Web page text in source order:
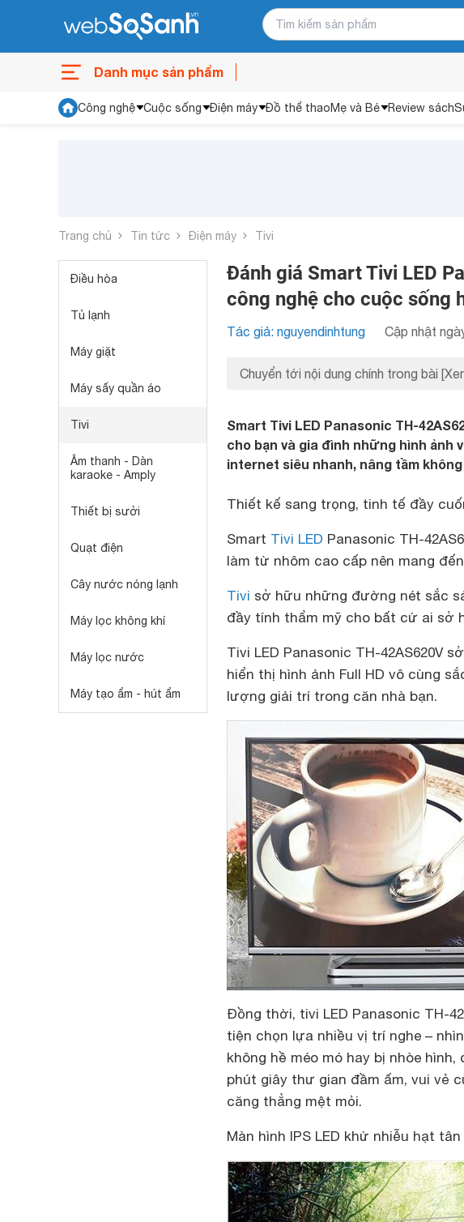
Danh mục sản phẩm
Công nghệ Cuộc sống Điện máy Đồ thể thaoMẹ và Bé Review sách
Trang chủ Tin tức Điện máy Tivi
Điều hòa
Tủ lạnh
Máy giặt
Máy sấy quần áo
Tivi
Âm thanh - Dàn
karaoke - Amply
Thiết bị sưởi
Quạt điện
Cây nước nóng lạnh
Máy lọc không khí
Máy lọc nước
Máy tạo ẩm - hút ẩm
Đánh giá Smart Tivi LED
công nghệ cho cuộc sống
Tác giả: nguyendinhtung Cập nhật
Chuyển tới nội dung chính trong bài
Smart Tivi LED Panasonic TH-
cho bạn và gia đình những hình
internet siêu nhanh, nâng tầm
Thiết kế sang trọng, tinh tế đầy
Smart Tivi LED Panasonic TH-
làm từ nhôm cao cấp nên mang
Tivi sở hữu những đường nét sắc
đầy tính thẩm mỹ cho bất cứ ai sở
Tivi LED Panasonic TH-42AS620V
hiển thị hình ảnh Full HD vô cùng
lượng giải trí trong căn nhà bạn.
Đồng thời, tivi LED Panasonic TH-
tiện chọn lựa nhiều vị trí nghe –
không hề méo mó hay bị nhòe
phút giây thư gian đầm ấm, vui vẻ
căng thẳng mệt mỏi.
Màn hình IPS LED khử nhiễu hạt